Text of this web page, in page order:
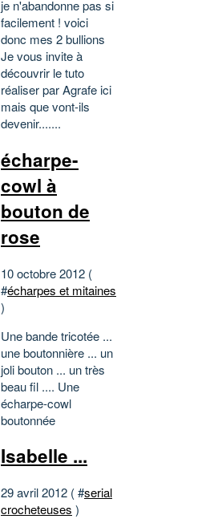
je n'abandonne pas si
facilement ! voici
donc mes 2 bullions
Je vous invite à
découvrir le tuto
réaliser par Agrafe ici
mais que vont-ils
devenir.......
écharpe-
cowl à
bouton de
rose
10 octobre 2012 (
#écharpes et mitaines
)
Une bande tricotée ...
une boutonnière ... un
joli bouton ... un très
beau fil .... Une
écharpe-cowl
boutonnée
Isabelle ...
29 avril 2012 ( #serial
crocheteuses )